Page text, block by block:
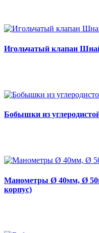
Игольчатый клапан
Бобышки из
Манометры Ø 40мм, Ø
корпус)